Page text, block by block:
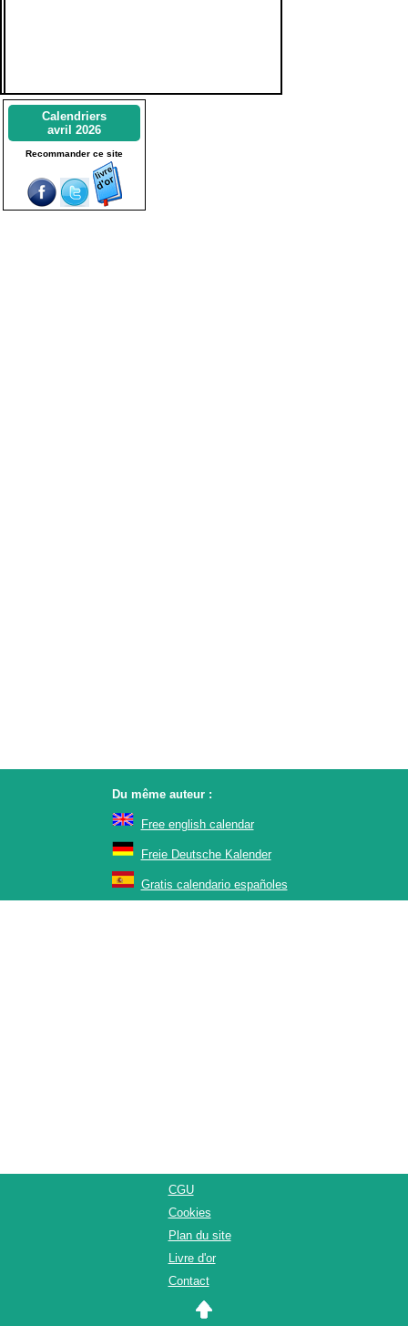
Calendriers
avril 2026
Recommander ce site
Du même auteur :
Free english calendar
Freie Deutsche Kalender
Gratis calendario españoles
CGU
Cookies
Plan du site
Livre d'or
Contact